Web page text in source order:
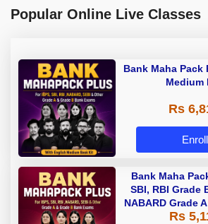
Popular Online Live Classes
Bank Maha
Medium
Rs
Bank Maha
SBI, RBI Grade
NABARD Grade
A & Grade
Rs